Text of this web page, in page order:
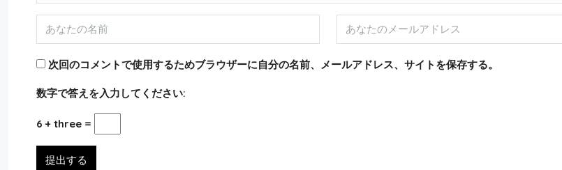
次回のコメントで使用するためブラウザーに自分の名前、メールアドレス、サイトを保存する。
数字で答えを入力してください:
6 + three =
提出する
Appartement 75015